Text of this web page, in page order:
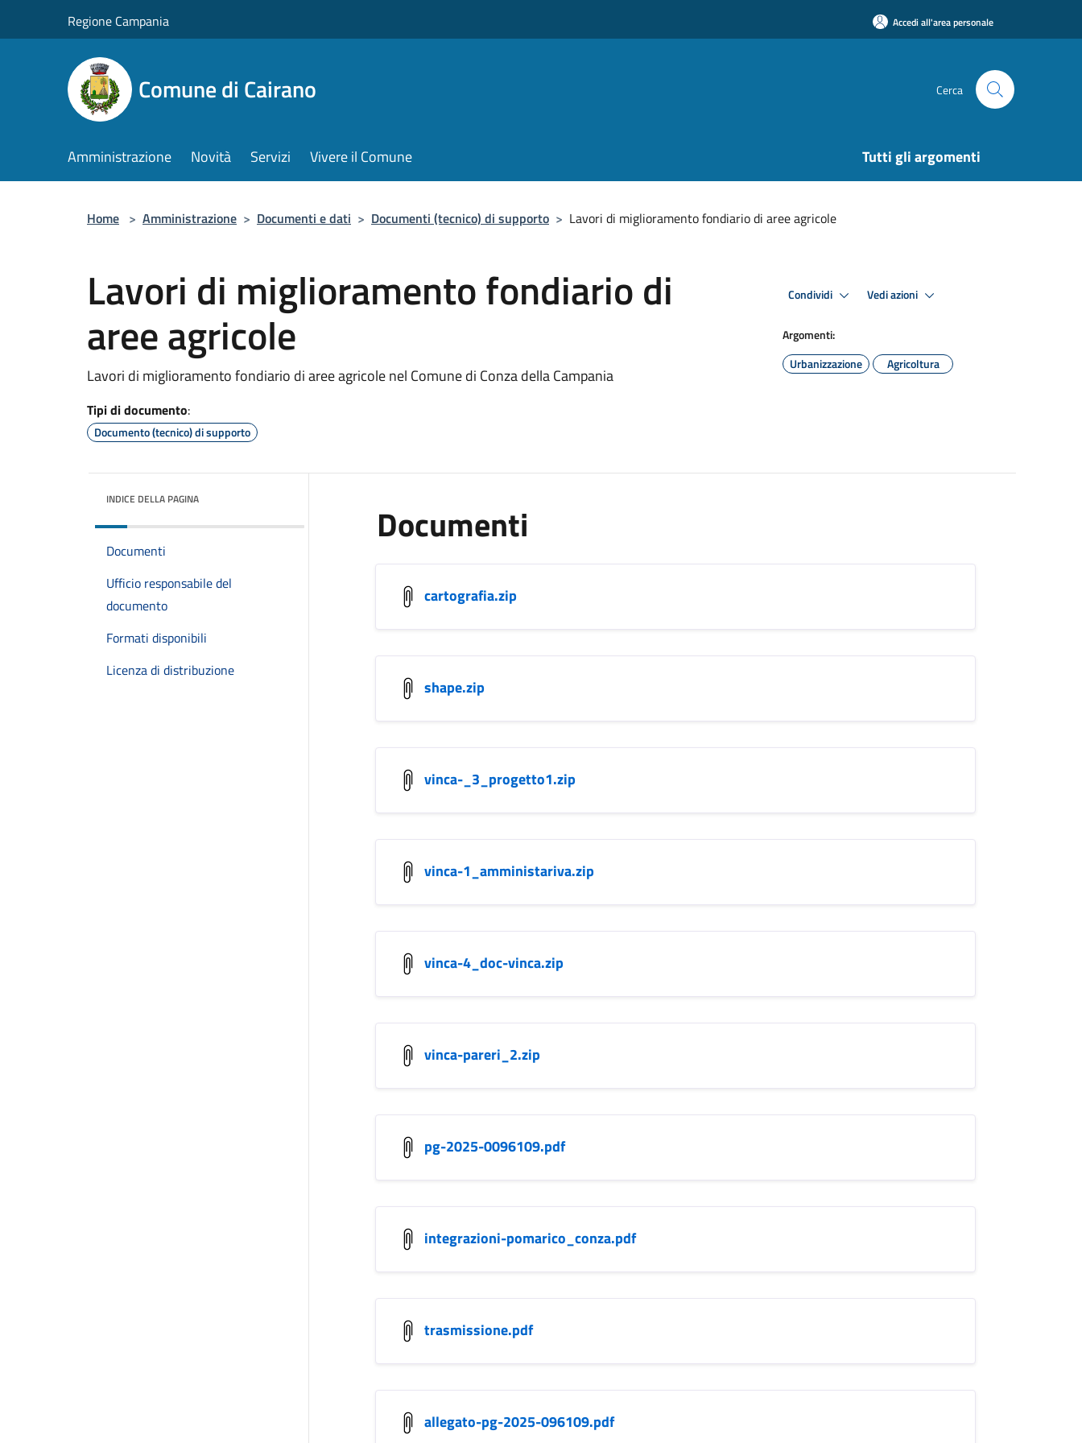
Regione Campania Accedi all'area personale
Comune di Cairano Cerca
Amministrazione Novità Servizi Vivere il Comune Tutti gli argomenti
Home > Amministrazione > Documenti e dati > Documenti (tecnico) di supporto > Lavori di miglioramento fondiario di aree agricole
Lavori di miglioramento fondiario di
aree agricole
Lavori di miglioramento fondiario di aree agricole nel Comune di Conza della Campania
Tipi di documento:
Documento (tecnico) di supporto
Condividi Vedi azioni
Argomenti:
Urbanizzazione
Agricoltura
INDICE DELLA PAGINA
Documenti
Ufficio responsabile del
documento
Formati disponibili
Licenza di distribuzione
Documenti
cartografia.zip
shape.zip
vinca-_3_progetto1.zip
vinca-1_amministariva.zip
vinca-4_doc-vinca.zip
vinca-pareri_2.zip
pg-2025-0096109.pdf
integrazioni-pomarico_conza.pdf
trasmissione.pdf
allegato-pg-2025-096109.pdf